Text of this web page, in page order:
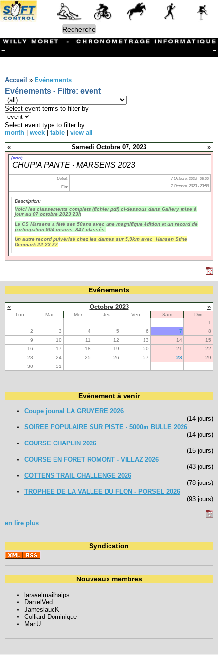
= =
Branches
CONTACT
Ski ALPIN
Triathlon
Ski Nordique
Courses à pieds
VTT
Athlétisme
Slalom In-Line
Coupe "Journal La Gruyère"
Hippisme
Marche
Navigation
recherche
messages récents
Ouverture de session
Mot de passe:
Créer un nouveau compte
Demander un nouveau mot de passe
Accueil » Evénements
Evénements - Filtre: event
Select event terms to filter by
Select event type to filter by
month
week table
view all
«
Samedi Octobre 07, 2023 »
(event)
CHUPIA PANTE - MARSENS 2023
Début:
7 Octobre, 2023 - 08:00
Fin:
7 Octobre, 2023 - 23:59
Description:
Voici les classements complets (fichier pdf) ci-dessous dans Gallery mise à
jour au 07 octobre 2023 23h
Le CS Marsens a fêté ses 50ans avec une magnifique édition et un record de
participation 904 inscris, 847 classés
Un autre record pulvérisé chez les dames sur 5,9km avec Hansen Stine
Denmark 22:23.37
Evénements
« Octobre 2023 »
Lun Mar Mer Jeu Ven Sam
Dim
1
2
3 4 5 6 7
8
9
10 11 12 13 14
15
16
17 18 19 20 21
22
23
24 25 26 27 28
29
30
31
Evénement à venir
Coupe jounal LA GRUYERE 2026
(14 jours)
SOIREE POPULAIRE SUR PISTE - 5000m BULLE 2026
(14 jours)
COURSE CHAPLIN 2026
(15 jours)
COURSE EN FORET ROMONT - VILLAZ 2026
(43 jours)
COTTENS TRAIL CHALLENGE 2026
(78 jours)
TROPHEE DE LA VALLEE DU FLON - PORSEL 2026
(93 jours)
en lire plus
Syndication
Nouveaux membres
laravelmailhaips
DanielVed
JameslaucK
Colliard Dominique
ManU